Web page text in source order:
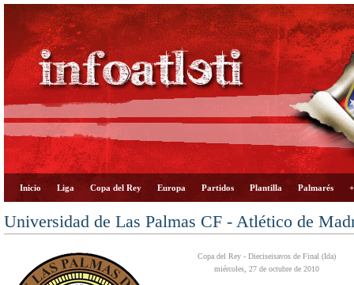
Inicio Liga Copa del Rey Europa Partidos Plantilla Palmarés
Universidad de Las Palmas CF - Atlético de
Copa del Rey - Dieciseisavos de Final (Ida)
miércoles, 27 de octubre de 2010